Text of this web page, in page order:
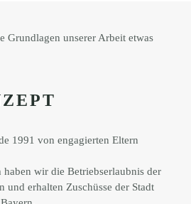
Grundlagen unserer Arbeit etwas
1991 von engagierten Eltern
wir die Betriebserlaubnis der
und erhalten Zuschüsse der Stadt